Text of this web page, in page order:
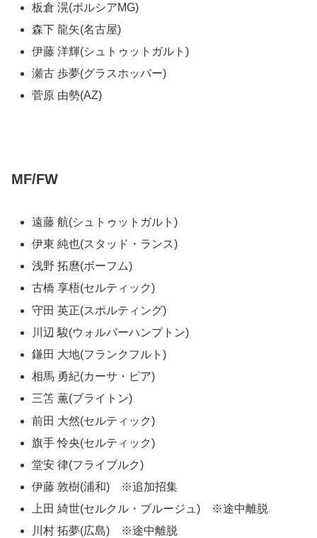
板倉 滉(ボルシアMG)
森下 龍矢(名古屋)
伊藤 洋輝(シュトゥットガルト)
瀬古 歩夢(グラスホッパー)
菅原 由勢(AZ)
MF/FW
遠藤 航(シュトゥットガルト)
伊東 純也(スタッド・ランス)
浅野 拓麿(ボーフム)
古橋 享梧(セルティック)
守田 英正(スポルティング)
川辺 駿(ウォルバーハンプトン)
鎌田 大地(フランクフルト)
相馬 勇紀(カーサ・ピア)
三笘 薫(ブライトン)
前田 大然(セルティック)
旗手 怜央(セルティック)
堂安 律(フライブルク)
伊藤 敦樹(浦和) ※追加招集
上田 綺世(セルクル・ブルージュ) ※途中離脱
川村 拓夢(広島) ※途中離脱